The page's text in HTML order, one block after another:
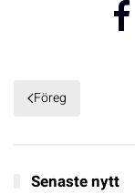
Föreg
Senaste nytt